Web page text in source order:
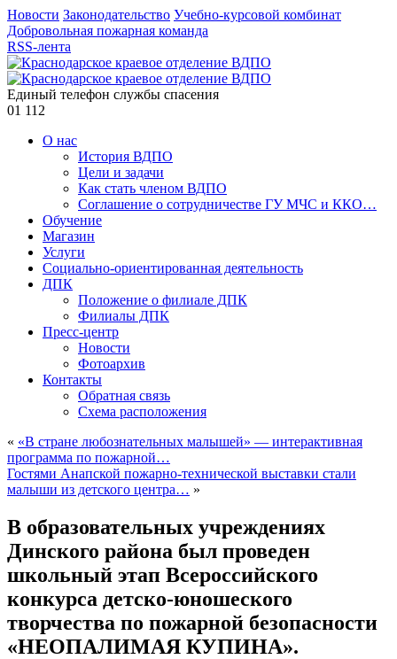
Новости Законодательство Учебно-курсовой комбинат
Добровольная пожарная команда
RSS-лента
Единый телефон службы спасения
01 112
О нас
История ВДПО
Цели и задачи
Как стать членом ВДПО
Соглашение о сотрудничестве ГУ МЧС и ККО…
Обучение
Магазин
Услуги
Социально-ориентированная деятельность
ДПК
Положение о филиале ДПК
Филиалы ДПК
Пресс-центр
Новости
Фотоархив
Контакты
Обратная связь
Схема расположения
« «В стране любознательных малышей» — интерактивная
программа по пожарной…
Гостями Анапской пожарно-технической выставки стали
малыши из детского центра… »
В образовательных учреждениях
Динского района был проведен
школьный этап Всероссийского
конкурса детско-юношеского
творчества по пожарной безопасности
«НЕОПАЛИМАЯ КУПИНА».